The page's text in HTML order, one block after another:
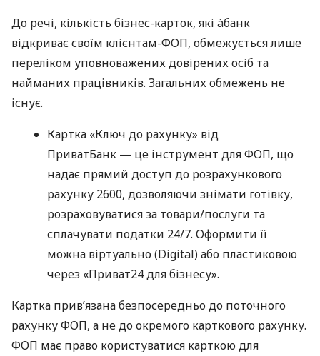
До речі, кількість бізнес-карток, які àбанк
відкриває своїм клієнтам-ФОП, обмежується лише
переліком уповноважених довірених осіб та
найманих працівників. Загальних обмежень не
існує.
Картка «Ключ до рахунку» від
ПриватБанк — це інструмент для ФОП, що
надає прямий доступ до розрахункового
рахунку 2600, дозволяючи знімати готівку,
розраховуватися за товари/послуги та
сплачувати податки 24/7. Оформити її
можна віртуально (Digital) або пластиковою
через «Приват24 для бізнесу».
Картка прив’язана безпосередньо до поточного
рахунку ФОП, а не до окремого карткового рахунку.
ФОП має право користуватися карткою для